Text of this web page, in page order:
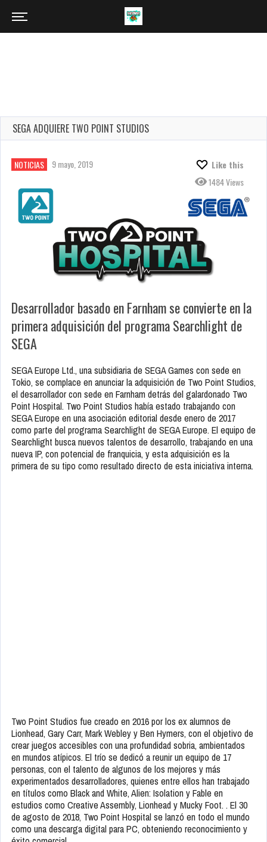
SEGA ADQUIERE TWO POINT STUDIOS
NOTICIAS 9 mayo, 2019
Like this
1484 Views
Desarrollador basado en Farnham se convierte en la
primera adquisición del programa Searchlight de
SEGA
SEGA Europe Ltd., una subsidiaria de SEGA Games con sede en
Tokio, se complace en anunciar la adquisición de Two Point Studios,
el desarrollador con sede en Farnham detrás del galardonado Two
Point Hospital. Two Point Studios había estado trabajando con
SEGA Europe en una asociación editorial desde enero de 2017
como parte del programa Searchlight de SEGA Europe. El equipo de
Searchlight busca nuevos talentos de desarrollo, trabajando en una
nueva IP, con potencial de franquicia, y esta adquisición es la
primera de su tipo como resultado directo de esta iniciativa interna.
Two Point Studios fue creado en 2016 por los ex alumnos de
Lionhead, Gary Carr, Mark Webley y Ben Hymers, con el objetivo de
crear juegos accesibles con una profundidad sobria, ambientados
en mundos atípicos. El trío se dedicó a reunir un equipo de 17
personas, con el talento de algunos de los mejores y más
experimentados desarrolladores, quienes entre ellos han trabajado
en títulos como Black and White, Alien: Isolation y Fable en
estudios como Creative Assembly, Lionhead y Mucky Foot. . El 30
de agosto de 2018, Two Point Hospital se lanzó en todo el mundo
como una descarga digital para PC, obteniendo reconocimiento y